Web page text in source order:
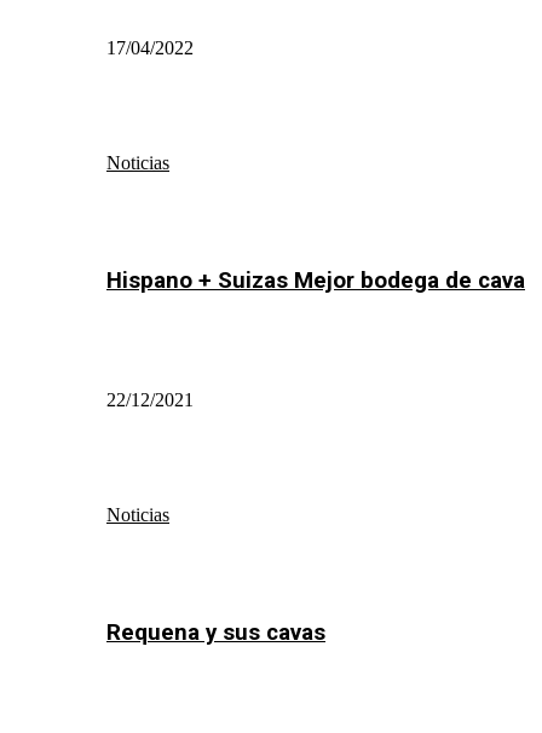
17/04/2022
Noticias
Hispano + Suizas Mejor bodega de cava
22/12/2021
Noticias
Requena y sus cavas